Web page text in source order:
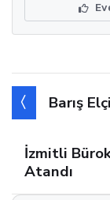
Barış
İzmitli
Atandı